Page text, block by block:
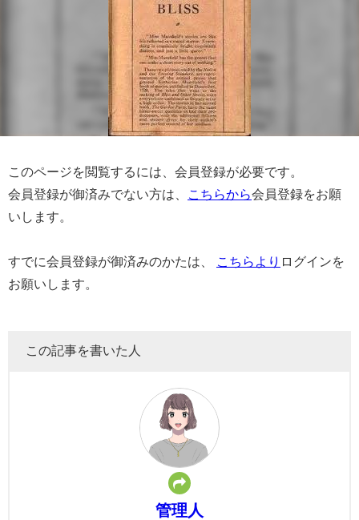
このページを閲覧するには、会員登録が必要です。
会員登録が御済みでない方は、
こちらから会員登録をお願
いします。
すでに会員登録が御済みのかたは、 こちらより ログインを
お願いします。
この記事を書いた人
管理人